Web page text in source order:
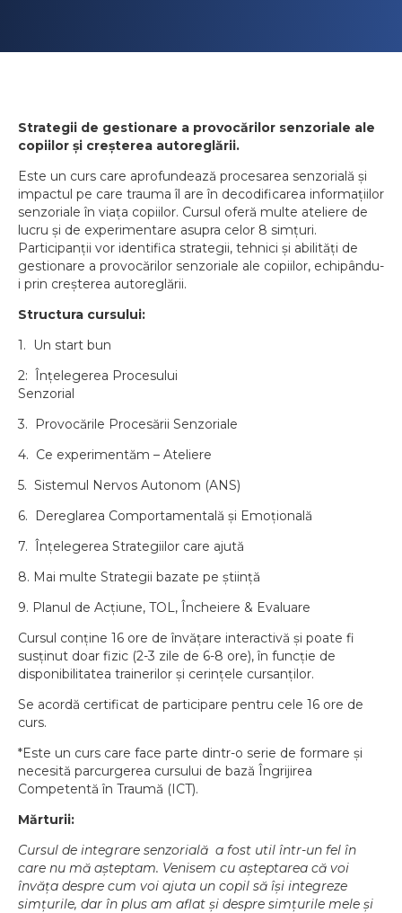
Strategii de gestionare a provocărilor senzoriale ale
copiilor și creșterea autoreglării.
Este un curs care aprofundează procesarea senzorială și
impactul pe care trauma îl are în decodificarea informațiilor
senzoriale în viața copiilor. Cursul oferă multe ateliere de
lucru și de experimentare asupra celor 8 simțuri.
Participanții vor identifica strategii, tehnici și abilități de
gestionare a provocărilor senzoriale ale copiilor, echipându-
i prin creșterea autoreglării.
Structura cursului:
1. Un start bun
2: Înțelegerea Procesului
Senzorial
3. Provocările Procesării Senzoriale
4. Ce experimentăm – Ateliere
5. Sistemul Nervos Autonom (ANS)
6. Dereglarea Comportamentală și Emoțională
7. Înțelegerea Strategiilor care ajută
8. Mai multe Strategii bazate pe știință
9. Planul de Acțiune, TOL, Încheiere & Evaluare
Cursul conține 16 ore de învățare interactivă și poate fi
susținut doar fizic (2-3 zile de 6-8 ore), în funcție de
disponibilitatea trainerilor și cerințele cursanților.
Se acordă certificat de participare pentru cele 16 ore de
curs.
*Este un curs care face parte dintr-o serie de formare și
necesită parcurgerea cursului de bază Îngrijirea
Competentă în Traumă (ICT).
Mărturii:
Cursul de integrare senzorială a fost util într-un fel în
care nu mă așteptam. Venisem cu așteptarea că voi
învăța despre cum voi ajuta un copil să își integreze
simțurile, dar în plus am aflat și despre simțurile mele și